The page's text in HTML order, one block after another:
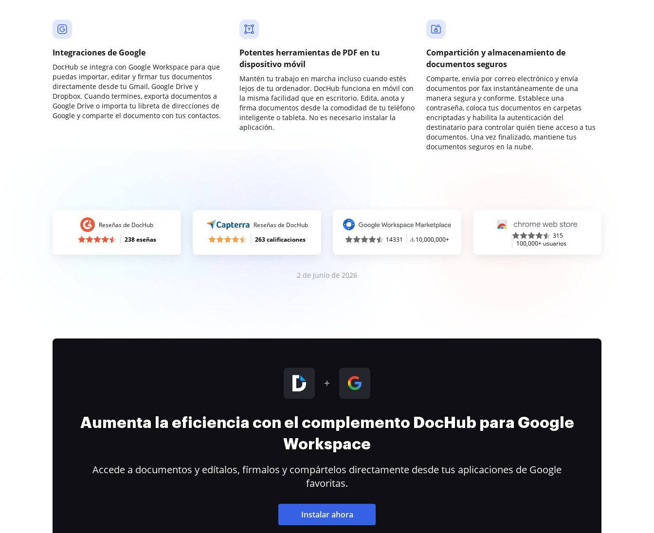
Integraciones de Google
DocHub se integra con Google Workspace para que
puedas importar, editar y firmar tus documentos
directamente desde tu Gmail, Google Drive y
Dropbox. Cuando termines, exporta documentos a
Google Drive o importa tu libreta de direcciones de
Google y comparte el documento con tus contactos.
Potentes herramientas de PDF en tu
dispositivo móvil
Mantén tu trabajo en marcha incluso cuando estés
lejos de tu ordenador. DocHub funciona en móvil con
la misma facilidad que en escritorio. Edita, anota y
firma documentos desde la comodidad de tu teléfono
inteligente o tableta. No es necesario instalar la
aplicación.
Compartición y almacenamiento de
documentos seguros
Comparte, envía por correo electrónico y envía
documentos por fax instantáneamente de una
manera segura y conforme. Establece una
contraseña, coloca tus documentos en carpetas
encriptadas y habilita la autenticación del
destinatario para controlar quién tiene acceso a tus
documentos. Una vez finalizado, mantiene tus
documentos seguros en la nube.
Reseñas de DocHub
238 eseñas
Reseñas de DocHub
263 calificaciones
14331 10,000,000+
315
100,000+ usuarios
2 de junio de 2026
Aumenta la eficiencia con el complemento DocHub para Google
Workspace
Accede a documentos y edítalos, fírmalos y compártelos directamente desde tus aplicaciones de Google
favoritas.
Instalar ahora